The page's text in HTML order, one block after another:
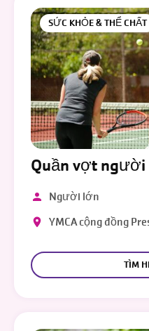
SỨC KHỎE & THỂ CHẤT
Quần vợt
Người lớn
YMCA cộng đồng
TÌM